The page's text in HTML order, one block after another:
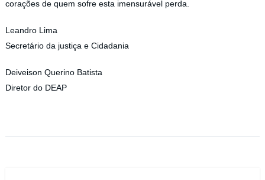
corações de quem sofre esta imensurável perda.
Leandro Lima
Secretário da justiça e Cidadania
Deiveison Querino Batista
Diretor do DEAP